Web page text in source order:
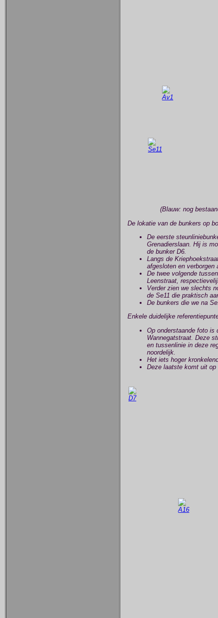
(Blauw: nog
De lokatie van de bunkers op
De eerste
Grenadierslaan. Hij is
de bunker D6.
Langs de
afgesloten en verborgen
De twee volgende
Leenstraat,
Verder zien we slechts
de Se11 die praktisch
De bunkers die we na
Enkele duidelijke
Op onderstaande foto is
Wannegatstraat. Deze
en tussenlinie in deze
noordelijk.
Het iets hoger
Deze laatste komt uit op